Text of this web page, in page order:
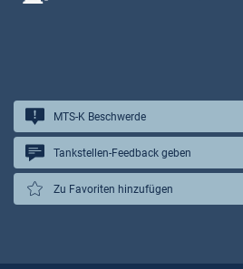
MTS-K Beschwerde
Tankstellen-Feedback geben
Zu Favoriten hinzufügen